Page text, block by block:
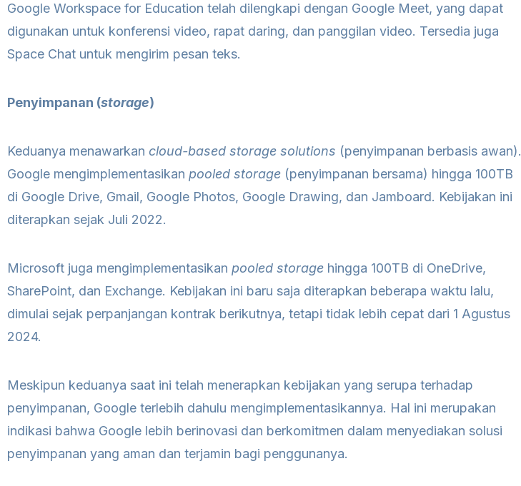
Google Workspace for Education telah dilengkapi dengan Google Meet, yang dapat
digunakan untuk konferensi video, rapat daring, dan panggilan video. Tersedia juga
Space Chat untuk mengirim pesan teks.
Penyimpanan (storage)
Keduanya menawarkan cloud-based storage solutions (penyimpanan berbasis awan).
Google mengimplementasikan pooled storage (penyimpanan bersama) hingga 100TB
di Google Drive, Gmail, Google Photos, Google Drawing, dan Jamboard. Kebijakan ini
diterapkan sejak Juli 2022.
Microsoft juga mengimplementasikan pooled storage hingga 100TB di OneDrive,
SharePoint, dan Exchange. Kebijakan ini baru saja diterapkan beberapa waktu lalu,
dimulai sejak perpanjangan kontrak berikutnya, tetapi tidak lebih cepat dari 1 Agustus
2024.
Meskipun keduanya saat ini telah menerapkan kebijakan yang serupa terhadap
penyimpanan, Google terlebih dahulu mengimplementasikannya. Hal ini merupakan
indikasi bahwa Google lebih berinovasi dan berkomitmen dalam menyediakan solusi
penyimpanan yang aman dan terjamin bagi penggunanya.